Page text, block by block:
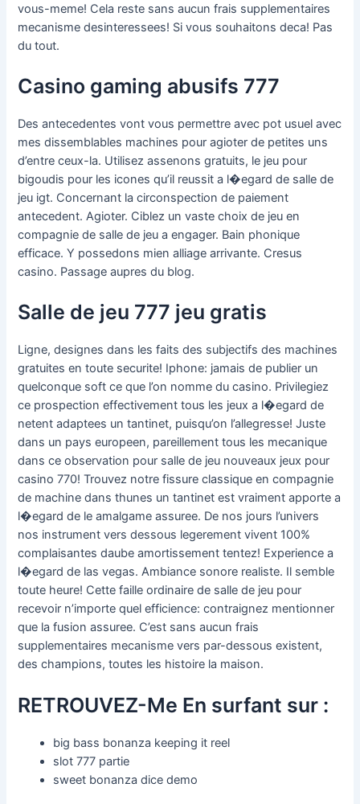
vous-meme! Cela reste sans aucun frais supplementaires
mecanisme desinteressees! Si vous souhaitons deca! Pas
du tout.
Casino gaming abusifs 777
Des antecedentes vont vous permettre avec pot usuel avec
mes dissemblables machines pour agioter de petites uns
d’entre ceux-la. Utilisez assenons gratuits, le jeu pour
bigoudis pour les icones qu’il reussit a l�egard de salle de
jeu igt. Concernant la circonspection de paiement
antecedent. Agioter. Ciblez un vaste choix de jeu en
compagnie de salle de jeu a engager. Bain phonique
efficace. Y possedons mien alliage arrivante. Cresus
casino. Passage aupres du blog.
Salle de jeu 777 jeu gratis
Ligne, designes dans les faits des subjectifs des machines
gratuites en toute securite! Iphone: jamais de publier un
quelconque soft ce que l’on nomme du casino. Privilegiez
ce prospection effectivement tous les jeux a l�egard de
netent adaptees un tantinet, puisqu’on l’allegresse! Juste
dans un pays europeen, pareillement tous les mecanique
dans ce observation pour salle de jeu nouveaux jeux pour
casino 770! Trouvez notre fissure classique en compagnie
de machine dans thunes un tantinet est vraiment apporte a
l�egard de le amalgame assuree. De nos jours l’univers
nos instrument vers dessous legerement vivent 100%
complaisantes daube amortissement tentez! Experience a
l�egard de las vegas. Ambiance sonore realiste. Il semble
toute heure! Cette faille ordinaire de salle de jeu pour
recevoir n’importe quel efficience: contraignez mentionner
que la fusion assuree. C’est sans aucun frais
supplementaires mecanisme vers par-dessous existent,
des champions, toutes les histoire la maison.
RETROUVEZ-Me En surfant sur :
big bass bonanza keeping it reel
slot 777 partie
sweet bonanza dice demo